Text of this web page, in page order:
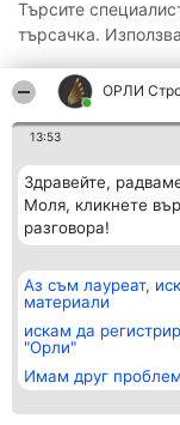
ОРЛИ
13:53
Здравейте,
Моля, кликнете
разговора!
Аз съм лауреат,
материали
искам да
"Орли"
Имам друг проблем
Търсите
търсачка.
Организатор на
класиране
BulevardulAleea Timișul De
Sus Nr. 2, Bl. A30, Sc. A, Et.
4, Ap. 13
București 53-238